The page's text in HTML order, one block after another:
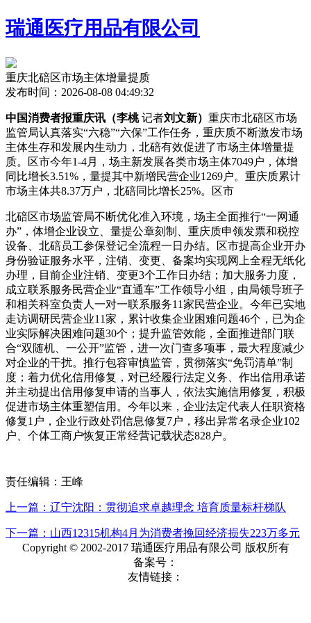
瑞通医疗用品有限公司
重庆北碚区市场主体增量提质
发布时间：2026-08-08 04:49:32
中国消费者报重庆讯（李桃记者刘文新） 重庆市北碚区市场
监管局认真落实“六稳”“六保”工作任务，重庆质不断激发市场
主体生存和发展内生动力，北碚有效促进了市场主体增量提
质。区市今年1-4月，场主新发展各类市场主体7049户，体增
同比增长3.51%，量提其中新增民营企业1269户。重庆质累计
市场主体共8.37万户，北碚同比增长25%。区市
北碚区市场监管局不断优化准入环境，场主全面推行“一网通
办”，体增企业设立、量提公章刻制、重庆质申领发票和税控
设备、北碚员工参保登记全流程一日办结。区市提高企业开办
身份验证服务水平，注销、变更、备案均实现网上全程无纸化
办理，目前企业注销、变更3个工作日办结；加大服务力度，
成立联系服务民营企业“直通车”工作领导小组，由局领导班子
和相关科室负责人一对一联系服务11家民营企业。今年已实地
走访调研民营企业11家，累计收集企业困难问题46个，已为企
业实际解决困难问题30个；提升监管效能，全面推进部门联
合“双随机、一公开”监管，进一次门查多项事，最大程度减少
对企业的干扰。推行包容审慎监管，贯彻落实“免罚清单”制
度；着力优化信用修复，对已经履行法定义务、作出信用承诺
并主动提出信用修复申请的当事人，依法实施信用修复，积极
促进市场主体重塑信用。今年以来，企业法定代表人任职资格
修复1户，企业行政处罚信息修复7户，移出异常名录企业102
户、个体工商户恢复正常经营记载状态828户。
责任编辑：王峰
上一篇：辽宁沈阳：贯彻追求卓越理念 培育质量标杆梯队
下一篇：山西12315机构4月为消费者挽回经济损失223万多元
Copyright © 2002-2017 瑞通医疗用品有限公司 版权所有
备案号：
友情链接：